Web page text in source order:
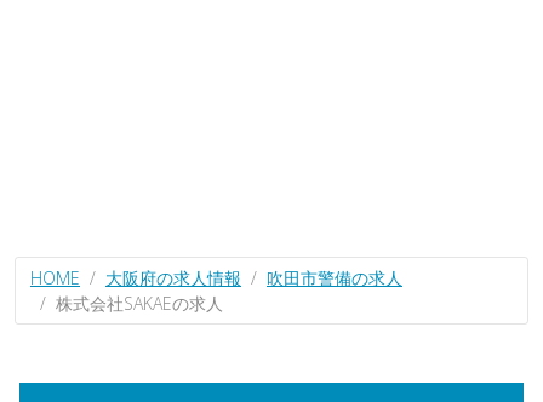
HOME 大阪府の求人情報
吹田市警備の求人
株式会社SAKAEの求人